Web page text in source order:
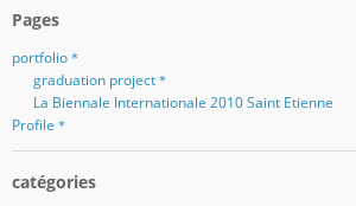
Pages
portfolio＊
graduation project＊
La Biennale Internationale 2010 Saint Etienne
Profile＊
catégories